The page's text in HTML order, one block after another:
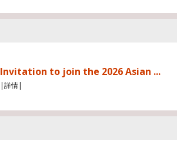
Invitation to join the 2026 Asian ...
|詳情|